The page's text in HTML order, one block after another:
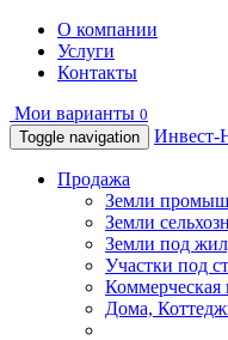
О компании
Услуги
Контакты
Мои варианты 0
Toggle navigation
Инвест-
Продажа
Земли
Земли
Земли под
Участки под
Дома,